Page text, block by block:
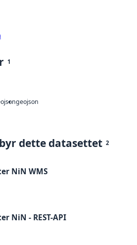
1
geojson
dette datasettet 2
NiN WMS
NiN - REST-API